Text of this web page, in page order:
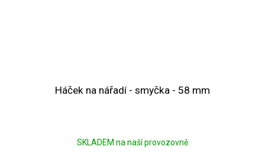
Háček na nářadí - smyčka - 58 mm
SKLADEM na naší provozovně